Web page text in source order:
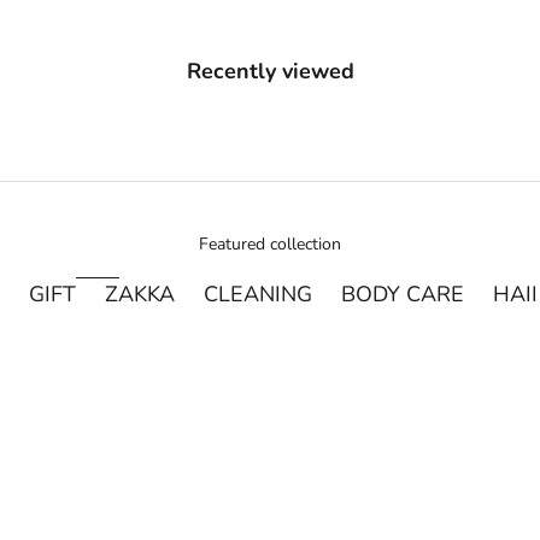
Recently viewed
Featured collection
GIFT ZAKKA CLEANING BODY CARE